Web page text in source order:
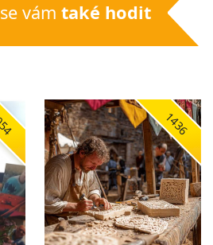
vám také hodit
1436